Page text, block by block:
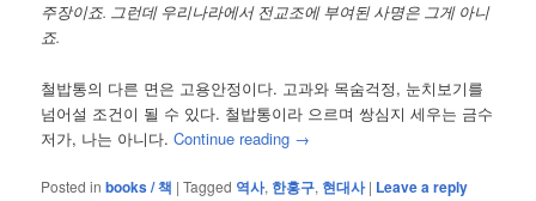
주장이죠. 그런데 우리나라에서 전교조에 부여된 사명은 그게 아니
죠.
철밥통의 다른 면은 고용안정이다. 고과와 목숨걱정, 눈치보기를
넘어설 조건이 될 수 있다. 철밥통이라 으르며 쌍심지 세우는 금수
저가, 나는 아니다.Continue reading →
Posted in books / 책 |Tagged 역사, 한홍구, 현대사 | Leave a reply